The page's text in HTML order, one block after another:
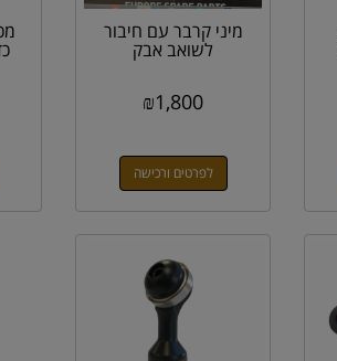
מיני קרבר עם חיבור
לשואב אבק
₪1,800
לפרטים ורכישה